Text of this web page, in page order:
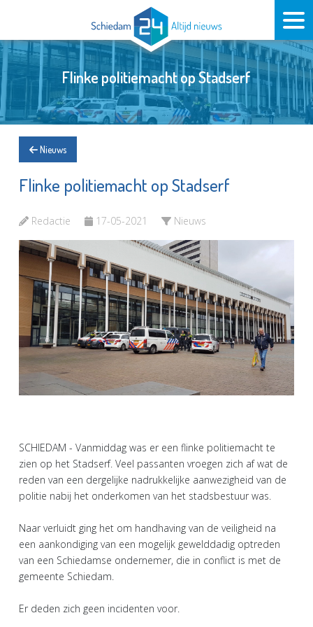
Flinke politiemacht op Stadserf
Nieuws
Flinke politiemacht op Stadserf
Redactie 17-05-2021 Nieuws
SCHIEDAM - Vanmiddag was er een flinke politiemacht te
zien op het Stadserf. Veel passanten vroegen zich af wat de
reden van een dergelijke nadrukkelijke aanwezigheid van de
politie nabij het onderkomen van het stadsbestuur was.
Naar verluidt ging het om handhaving van de veiligheid na
een aankondiging van een mogelijk gewelddadig optreden
van een Schiedamse ondernemer, die in conflict is met de
gemeente Schiedam.
Er deden zich geen incidenten voor.